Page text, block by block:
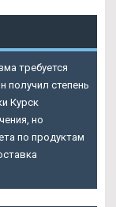
требуется
получил степень
Курск
но
по продуктам